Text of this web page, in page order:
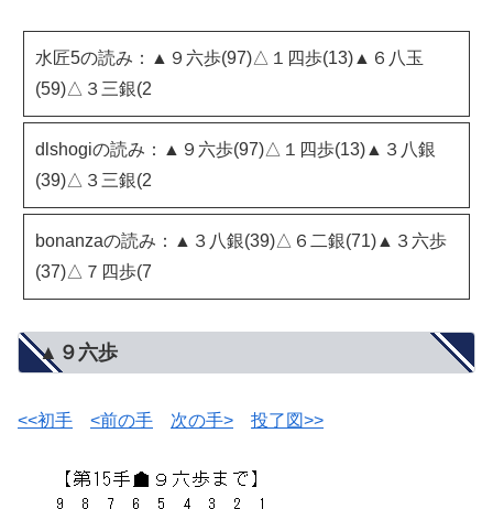
水匠5の読み：▲９六歩(97)△１四歩(13)▲６八玉
(59)△３三銀(2
dlshogiの読み：▲９六歩(97)△１四歩(13)▲３八銀
(39)△３三銀(2
bonanzaの読み：▲３八銀(39)△６二銀(71)▲３六歩
(37)△７四歩(7
▲９六歩
<<初手 <前の手 次の手> 投了図>>